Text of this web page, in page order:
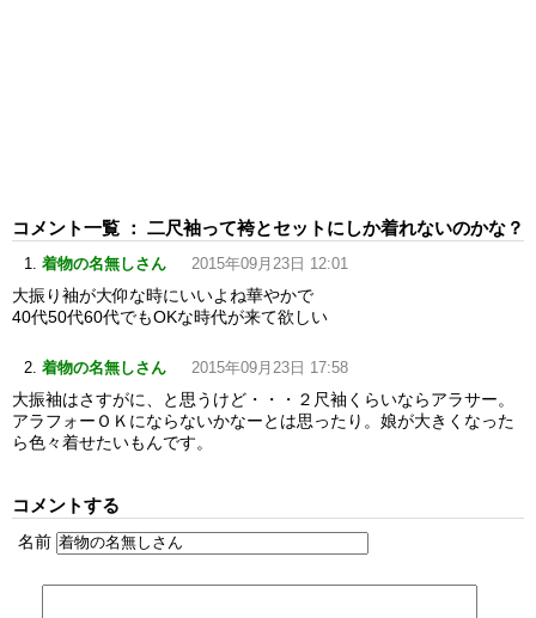
コメント一覧 ： 二尺袖って袴とセットにしか着れないのかな？
着物の名無しさん 2015年09月23日 12:01
大振り袖が大仰な時にいいよね華やかで
40代50代60代でもOKな時代が来て欲しい
着物の名無しさん 2015年09月23日 17:58
大振袖はさすがに、と思うけど・・・２尺袖くらいならアラサー。
アラフォーＯＫにならないかなーとは思ったり。娘が大きくなった
ら色々着せたいもんです。
コメントする
名前